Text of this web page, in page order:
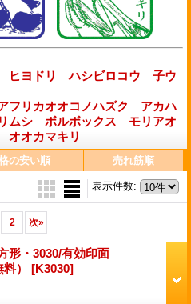
ヒヨドリ ハシビロコウ
子ウ
フリカオオコノハズク
アカハ
ムシ ボルボックス
モリアオ
オオカマキリ
の安い順 売れ筋順
表示件数:
2 次»
形・3030/有効印面
） [K3030]